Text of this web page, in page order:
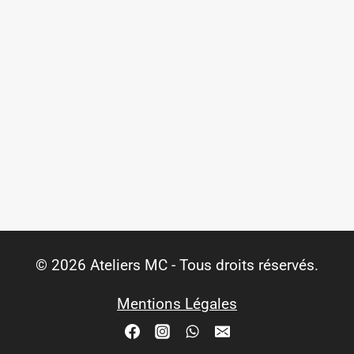
© 2026 Ateliers MC - Tous droits réservés.
Mentions Légales